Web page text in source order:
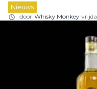
Nieuws
door Whisky Monkey